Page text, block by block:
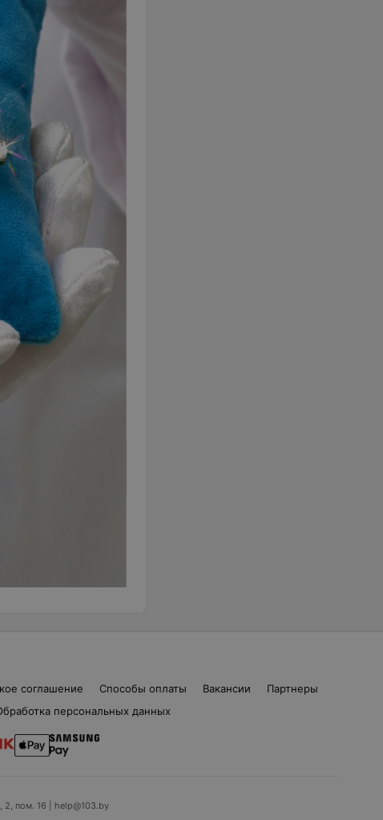
соглашение Способы оплаты Вакансии
Партнеры
персональных данных
2, пом. 16 | help@103.by